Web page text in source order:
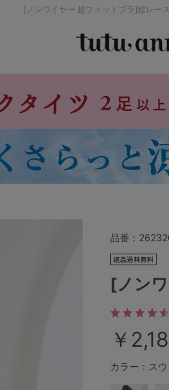
[ノンワイヤー 超フィットブラ]総レー
パジャマ
ストッキング
品番：
[ノン
￥
カラー：ス